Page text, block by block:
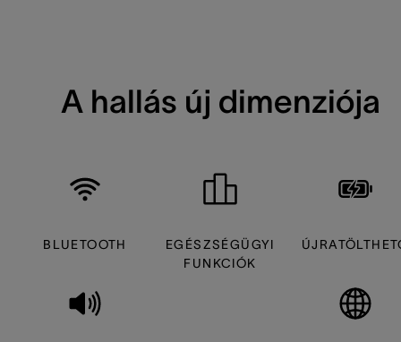
A hallás új dimenziója
BLUETOOTH
EGÉSZSÉGÜGYI
FUNKCIÓK